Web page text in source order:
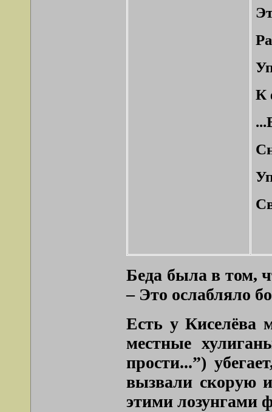
К
Беда была в том,
– Это ослабляло
Есть у Киселёва
местные
прости...”)
вызвали скорую
этими лозунгами